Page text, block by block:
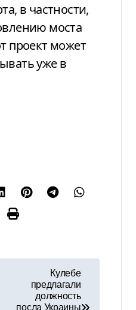
в частности,
моста
проект может
уже в
Кулебе
предлагали
должность
посла Украины